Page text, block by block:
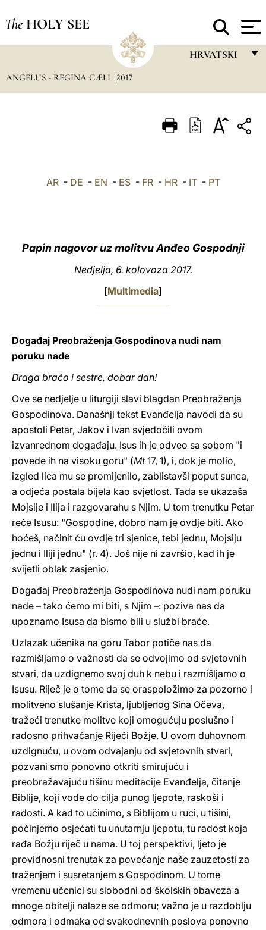
The HOLY SEE
HRVATSKI
ITALIANO
中文
ANGELUS - REGINA CÆLI 2017
AR- DE - EN - ES- FR- HR- IT- PT
Papin nagovor uz molitvu Anđeo Gospodnji
Nedjelja, 6. kolovoza 2017.
[Multimedia]
Događaj Preobraženja Gospodinova nudi nam
poruku nade
Draga braćo i sestre, dobar dan!
Ove se nedjelje u liturgiji slavi blagdan Preobraženja
Gospodinova. Današnji tekst Evanđelja navodi da su
apostoli Petar, Jakov i Ivan svjedočili ovom
izvanrednom događaju. Isus ih je odveo sa sobom "i
povede ih na visoku goru" (Mt17, 1), i, dok je molio,
izgled lica mu se promijenilo, zablistavši poput sunca,
a odjeća postala bijela kao svjetlost. Tada se ukazaša
Mojsije i Ilija i razgovarahu s Njim. U tom trenutku Petar
reče Isusu: "Gospodine, dobro nam je ovdje biti. Ako
hoćeš, načinit ću ovdje tri sjenice, tebi jednu, Mojsiju
jednu i Iliji jednu" (r. 4). Još nije ni završio, kad ih je
svijetli oblak zasjenio.
Događaj Preobraženja Gospodinova nudi nam poruku
nade – tako ćemo mi biti, s Njim –: poziva nas da
upoznamo Isusa da bismo bili u službi braće.
Uzlazak učenika na goru Tabor potiče nas da
razmišljamo o važnosti da se odvojimo od svjetovnih
stvari, da uzdignemo svoj duh k nebu i razmišljamo o
Isusu. Riječ je o tome da se oraspoložimo za pozorno i
molitveno slušanje Krista, ljubljenog Sina Očeva,
tražeći trenutke molitve koji omogućuju poslušno i
radosno prihvaćanje Riječi Božje. U ovom duhovnom
uzdignuću, u ovom odvajanju od svjetovnih stvari,
pozvani smo ponovno otkriti smirujuću i
preobražavajuću tišinu meditacije Evanđelja, čitanje
Biblije, koji vode do cilja punog ljepote, raskoši i
radosti. A kad to učinimo, s Biblijom u ruci, u tišini,
počinjemo osjećati tu unutarnju ljepotu, tu radost koja
rađa Božju riječ u nama. U toj perspektivi, ljeto je
providnosni trenutak za povećanje naše zauzetosti za
traženjem i susretanjem s Gospodinom. U tome
vremenu učenici su slobodni od školskih obaveza a
mnoge obitelji nalaze se odmoru; važno je u razdoblju
odmora i odmaka od svakodnevnih poslova ponovno